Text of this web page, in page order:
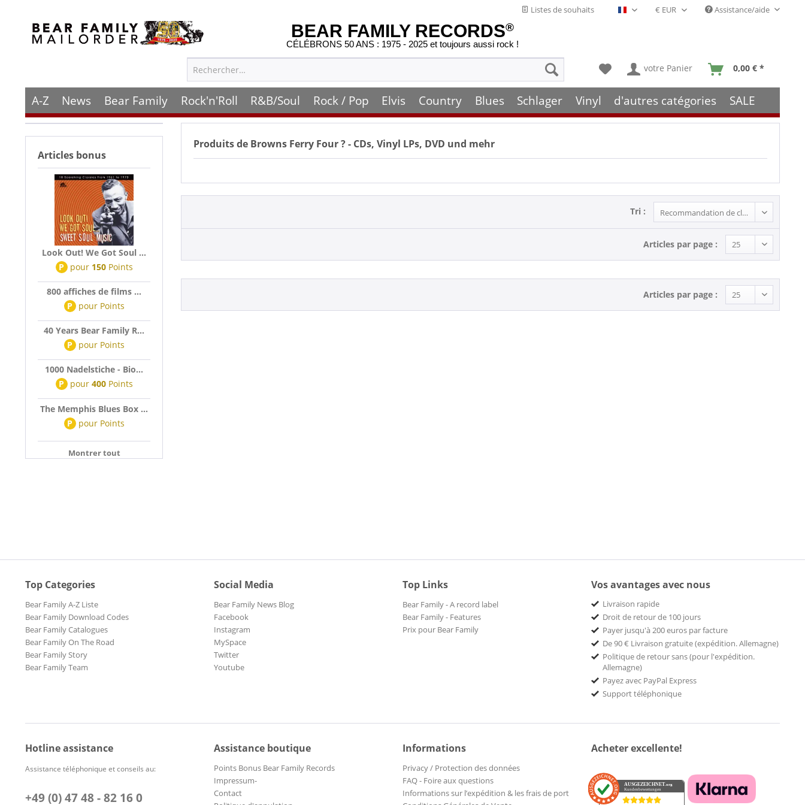
Listes de souhaits Français- FR Assistance/aide
BEAR FAMILY RECORDS®
CÉLÉBRONS 50 ANS : 1975 - 2025 et toujours aussi rock !
votre Panier 0,00 € *
A-Z News Bear Family Rock'n'Roll R&B/Soul Rock / Pop Elvis Country Blues Schlager Vinyl d'autres catégories SALE
Articles bonus
Look Out! We Got Soul ...
P pour 150Points
800 affiches de films ...
P pour Points
40 Years Bear Family R...
P pour Points
1000 Nadelstiche - Bio...
P pour 400Points
The Memphis Blues Box ...
P pour Points
Montrer tout
Produits de Browns Ferry Four? - CDs, Vinyl LPs, DVD und mehr
Tri :
Articles par page :
Articles par page :
Top Categories
Bear Family A-Z Liste
Bear Family Download Codes
Bear Family Catalogues
Bear Family On The Road
Bear Family Story
Bear Family Team
Social Media
Bear Family News Blog
Facebook
Instagram
MySpace
Twitter
Youtube
Top Links
Bear Family - A record label
Bear Family - Features
Prix pour Bear Family
Vos avantages avec nous
Livraison rapide
Droit de retour de 100 jours
Payer jusqu'à 200 euros par facture
De 90 € Livraison gratuite (expédition. Allemagne)
Politique de retour sans (pour l'expédition.
Allemagne)
Payez avec PayPal Express
Support téléphonique
Hotline assistance
Assistance téléphonique et conseils au:
+49 (0) 47 48 - 82 16 0
Assistance boutique
Points Bonus Bear Family Records
Impressum-
Contact
Informations
Privacy / Protection des données
FAQ - Foire aux questions
Informations sur l’expédition & les frais de port
Acheter excellente!
AUSGEZEICHNET.org
Kundenbewertungen